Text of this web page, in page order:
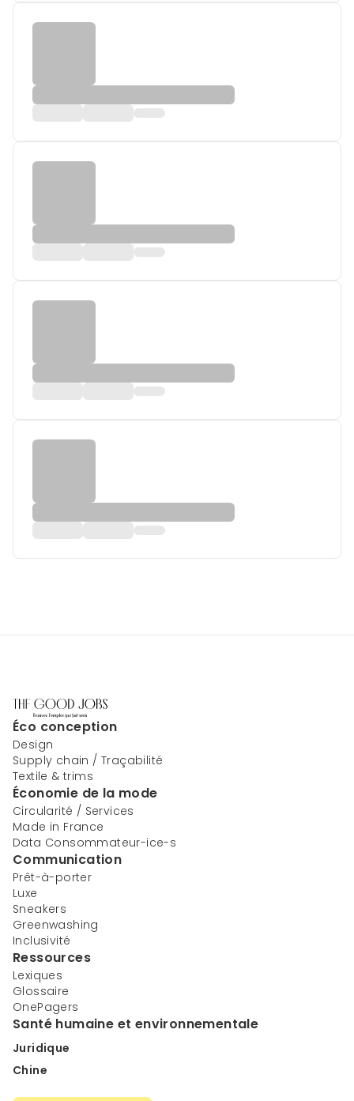
Éco conception
Design
Supply chain / Traçabilité
Textile & trims
Économie de la mode
Circularité / Services
Made in France
Data Consommateur-ice-s
Communication
Prêt-à-porter
Luxe
Sneakers
Greenwashing
Inclusivité
Ressources
Lexiques
Glossaire
OnePagers
Santé humaine et environnementale
Juridique
Chine